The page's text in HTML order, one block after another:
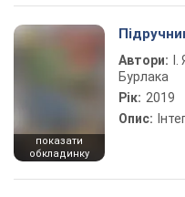
показати
обкладинку
Автори:
Бурлака
Рік: 2019
Опис: